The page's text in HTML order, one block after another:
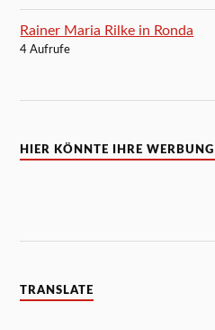
Rainer Maria Rilke in Ronda
4 Aufrufe
HIER KÖNNTE IHRE WERBUNG
TRANSLATE